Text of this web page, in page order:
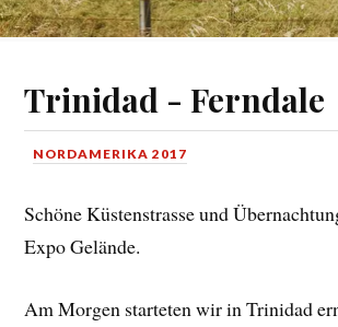
Trinidad - Ferndale
NORDAMERIKA 2017
Schöne Küstenstrasse und
Expo Gelände.
Am Morgen starteten wir in Trinidad